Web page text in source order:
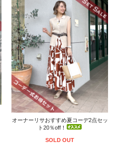
オーナーリサおすすめ夏コーデ2点セッ
ト20％off！
SOLD OUT